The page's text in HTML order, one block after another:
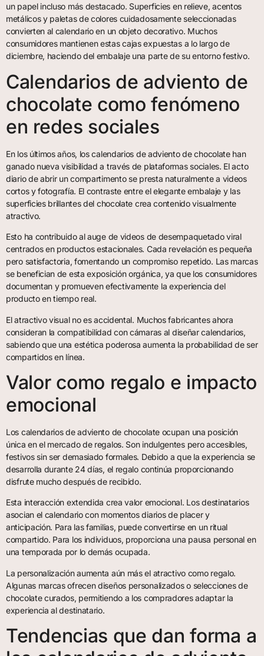
un papel incluso más destacado. Superficies en relieve, acentos
metálicos y paletas de colores cuidadosamente seleccionadas
convierten al calendario en un objeto decorativo. Muchos
consumidores mantienen estas cajas expuestas a lo largo de
diciembre, haciendo del embalaje una parte de su entorno festivo.
Calendarios de adviento de
chocolate como fenómeno
en redes sociales
En los últimos años, los calendarios de adviento de chocolate han
ganado nueva visibilidad a través de plataformas sociales. El acto
diario de abrir un compartimento se presta naturalmente a videos
cortos y fotografía. El contraste entre el elegante embalaje y las
superficies brillantes del chocolate crea contenido visualmente
atractivo.
Esto ha contribuido al auge de videos de desempaquetado viral
centrados en productos estacionales. Cada revelación es pequeña
pero satisfactoria, fomentando un compromiso repetido. Las marcas
se benefician de esta exposición orgánica, ya que los consumidores
documentan y promueven efectivamente la experiencia del
producto en tiempo real.
El atractivo visual no es accidental. Muchos fabricantes ahora
consideran la compatibilidad con cámaras al diseñar calendarios,
sabiendo que una estética poderosa aumenta la probabilidad de ser
compartidos en línea.
Valor como regalo e impacto
emocional
Los calendarios de adviento de chocolate ocupan una posición
única en el mercado de regalos. Son indulgentes pero accesibles,
festivos sin ser demasiado formales. Debido a que la experiencia se
desarrolla durante 24 días, el regalo continúa proporcionando
disfrute mucho después de recibido.
Esta interacción extendida crea valor emocional. Los destinatarios
asocian el calendario con momentos diarios de placer y
anticipación. Para las familias, puede convertirse en un ritual
compartido. Para los individuos, proporciona una pausa personal en
una temporada por lo demás ocupada.
La personalización aumenta aún más el atractivo como regalo.
Algunas marcas ofrecen diseños personalizados o selecciones de
chocolate curados, permitiendo a los compradores adaptar la
experiencia al destinatario.
Tendencias que dan forma a